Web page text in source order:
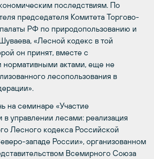
последствиям. По
председателя Комитета Торгово-
РФ по природопользованию и
«Лесной кодекс в той
он принят, вместе с
нормативными актами, еще не
лесопользования в
на семинаре «Участие
в управлении лесами: реализация
Лесного кодекса Российской
западе России», организованном
Всемирного Союза